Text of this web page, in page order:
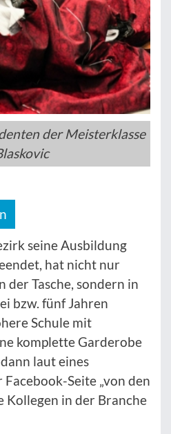
der Meisterklasse
seine Ausbildung
hat nicht nur
der Tasche, sondern in
bzw. fünf Jahren
Schule mit
komplette Garderobe
laut eines
Seite „von den
Kollegen in der Branche